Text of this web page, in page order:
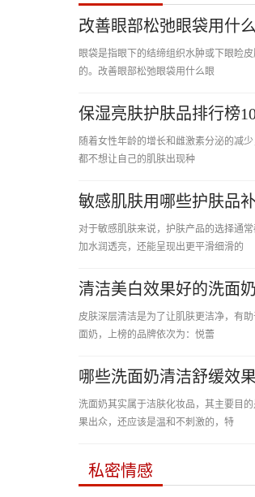
改善眼部松弛眼袋用什
眼袋是指眼下的结缔组织水肿或下眼睑
的。改善眼部松弛眼袋用什么眼
保湿亮肤护肤品排行榜
随着女性年龄的增长和雌激素分泌的减
都不想让自己的肌肤出现种
敏感肌肤用哪些护肤品
对于敏感肌肤来说，护肤产品的选择通
加水润透亮，还能呈现出更平滑细滑的
清洁美白效果好的洗面
皮肤深层清洁是为了让肌肤更洁净，有
面奶，上榜的品牌依次为：悦蕾
哪些洗面奶清洁舒缓效
洗面奶其实属于洁肤化妆品，其主要目
果出众，还应该是温和不刺激的，特
私密情感